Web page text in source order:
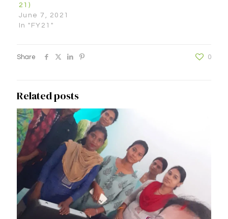
21)
June 7, 2021
In "FY21"
Share 0
Related posts